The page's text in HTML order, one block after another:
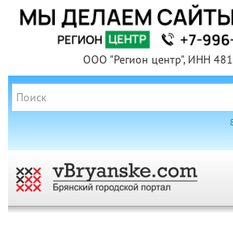
ООО "Регион центр", ИНН